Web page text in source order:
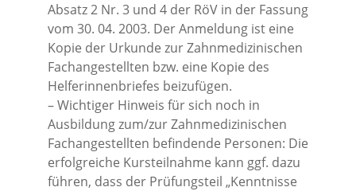
Absatz 2 Nr. 3 und 4 der RöV in der Fassung
vom 30. 04. 2003. Der Anmeldung ist eine
Kopie der Urkunde zur Zahnmedizinischen
Fachangestellten bzw. eine Kopie des
Helferinnenbriefes beizufügen.
– Wichtiger Hinweis für sich noch in
Ausbildung zum/zur Zahnmedizinischen
Fachangestellten befindende Personen: Die
erfolgreiche Kursteilnahme kann ggf. dazu
führen, dass der Prüfungsteil „Kenntnisse